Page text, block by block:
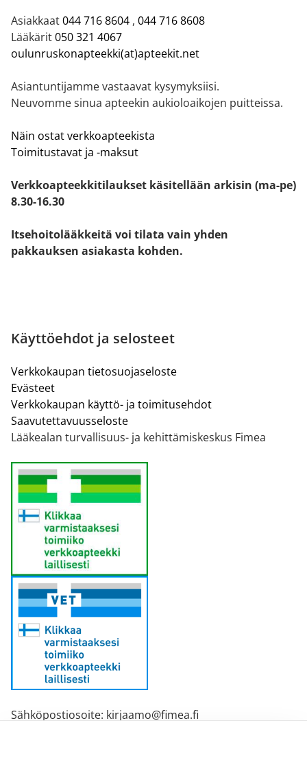
Asiakkaat044 716 8604 , 044 716 8608
Lääkärit050 321 4067
oulunruskonapteekki(at)apteekit.net
Asiantuntijamme vastaavat kysymyksiisi.
Neuvomme sinua apteekin aukioloaikojen puitteissa.
Näin ostat verkkoapteekista
Toimitustavat ja -maksut
Verkkoapteekkitilaukset käsitellään arkisin (ma-pe)
8.30-16.30
Itsehoitolääkkeitä voi tilata vain yhden
pakkauksen asiakasta kohden.
Käyttöehdot ja selosteet
Verkkokaupan tietosuojaseloste
Evästeet
Verkkokaupan käyttö- ja toimitusehdot
Saavutettavuusseloste
Lääkealan turvallisuus- ja kehittämiskeskus Fimea
Sähköpostiosoite: kirjaamo@fimea.fi